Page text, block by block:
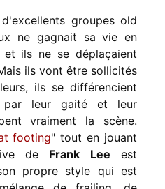
groupes old
ne gagnait sa vie en
ils ne se déplaçaient
ils vont être sollicités
ils se différencient
par leur gaité et leur
vraiment la scène.
footing" tout en jouant
de Frank Lee est
propre style qui est